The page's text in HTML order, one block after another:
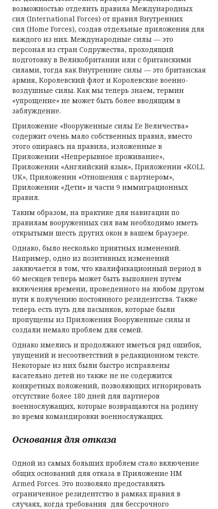
возможностью отделить правила Международных
сил (International Forces) от правил Внутренних
сил (Home Forces), создав отдельные приложения для
каждого из них. Международные силы — это
персонал из стран Содружества, проходящий
подготовку в Великобритании или с британскими
силами, тогда как Внутренние силы — это британская
армия, Королевский флот и Королевские военно-
воздушные силы. Как мы теперь знаем, термин
«упрощение» не может быть более вводящим в
заблуждение.
Приложение «Вооруженные силы Ее Величества»
содержит очень мало собственных правил, вместо
этого опираясь на правила, изложенные в
Приложении «Непрерывное проживание»,
Приложении «Английский язык», Приложении «KOLL
UK», Приложении «Отношения с партнером»,
Приложении «Дети» и части 9 иммиграционных
правил.
Таким образом, на практике для навигации по
правилам вооруженных сил вам необходимо иметь
открытыми шесть других окон в вашем браузере.
Однако, было несколько приятных изменений.
Например, одно из позитивных изменений
заключается в том, что квалификационный период в
60 месяцев теперь может быть выполнен путем
включения времени, проведенного на любом другом
пути к получению постоянного резидентства. Также
теперь есть путь для пасынков, которые были
пропущены из Приложения Вооруженные силы и
создали немало проблем для семей.
Однако имелись и продолжают иметься ряд ошибок,
упущений и несоответствий в редакционном тексте.
Некоторые из них были быстро исправлены
касательно детей но также не не содержится
конкретных положений, позволяющих игнорировать
отсутствие более 180 дней для партнеров
военнослужащих, которые возвращаются на родину
во время командировки военнослужащих.
Основания для отказа
Одной из самых больших проблем стало включение
общих оснований для отказа в Приложение HM
Armed Forces. Это позволяло предоставлять
ограниченное резидентство в рамках правил в
случаях, когда требования для бессрочного